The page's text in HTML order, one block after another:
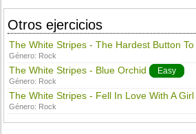
Otros ejercicios
The White Stripes - The Hardest Button To
Género: Rock
The White Stripes - Blue Orchid Easy
Género: Rock
The White Stripes - Fell In Love With A Girl
Género: Rock